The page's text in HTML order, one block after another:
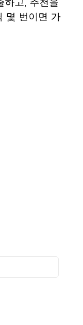
몇 번이면 가